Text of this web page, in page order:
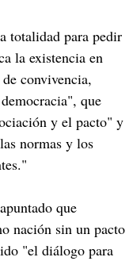
totalidad para pedir
la existencia en
convivencia,
que
y el pacto" y
normas y los
que
nación sin un pacto
"el diálogo para